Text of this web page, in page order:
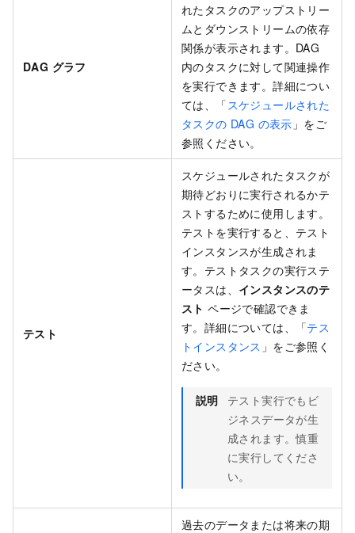
DAG グラフ
れたタスクのアップストリー
ムとダウンストリームの依存
関係が表示されます。DAG
内のタスクに対して関連操作
を実行できます。詳細につい
ては、「 スケジュールされた
タスクの DAG の表示 」をご
参照ください。
テスト
スケジュールされたタスクが
期待どおりに実行されるかテ
ストするために使用します。
テストを実行すると、テスト
インスタンスが生成されま
す。テストタスクの実行ステ
ータスは、 インスタンスのテ
スト ページで確認できま
す。詳細については、「テス
トインスタンス 」をご参照く
ださい。
説明
テスト実行でもビ
ジネスデータが生
成されます。慎重
に実行してくださ
い。
過去のデータまたは将来の期